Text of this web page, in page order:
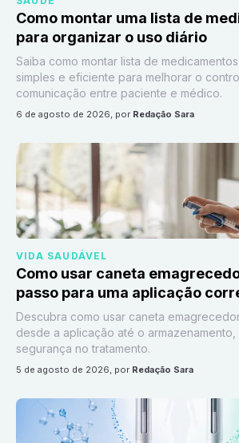
Como montar uma lista de
para organizar o uso diário
Saiba como montar lista de
simples e eficiente para melhorar o
comunicação entre paciente e médico.
6 de agosto de 2026, por Redação Sara
VIDA SAUDÁVEL
Como usar caneta
passo para uma aplicação
Descubra como usar caneta
desde a aplicação até o armazenamento,
segurança no tratamento.
5 de agosto de 2026, por Redação Sara